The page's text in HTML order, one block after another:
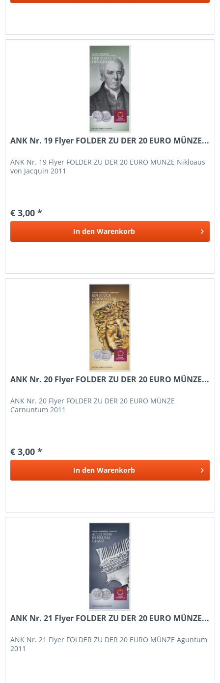
ANK Nr. 19 Flyer FOLDER ZU DER 20 EURO MÜNZE...
ANK Nr. 19 Flyer FOLDER ZU DER 20 EURO MÜNZE Nikloaus
von Jacquin 2011
€ 3,00 *
In den Warenkorb
ANK Nr. 20 Flyer FOLDER ZU DER 20 EURO MÜNZE...
ANK Nr. 20 Flyer FOLDER ZU DER 20 EURO MÜNZE
Carnuntum 2011
€ 3,00 *
In den Warenkorb
ANK Nr. 21 Flyer FOLDER ZU DER 20 EURO MÜNZE...
ANK Nr. 21 Flyer FOLDER ZU DER 20 EURO MÜNZE Aguntum
2011